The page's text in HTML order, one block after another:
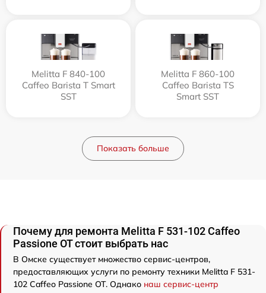
Melitta F 840-100
Caffeo Barista T Smart
SST
Melitta F 860-100
Caffeo Barista TS
Smart SST
Показать больше
Почему для ремонта Melitta F 531-102 Caffeo
Passione OT стоит выбрать нас
В Омске существует множество сервис-центров,
предоставляющих услуги по ремонту техники Melitta F 531-
102 Caffeo Passione OT. Однако наш сервис-центр